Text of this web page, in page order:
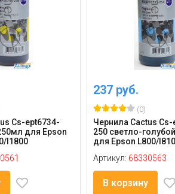
Cs-ept6734-
для Epson
l1800
237 руб.
(0)
Чернила Cactus Cs-
250 светло-
для Epson L800/
Артикул: 68330563
В корзину